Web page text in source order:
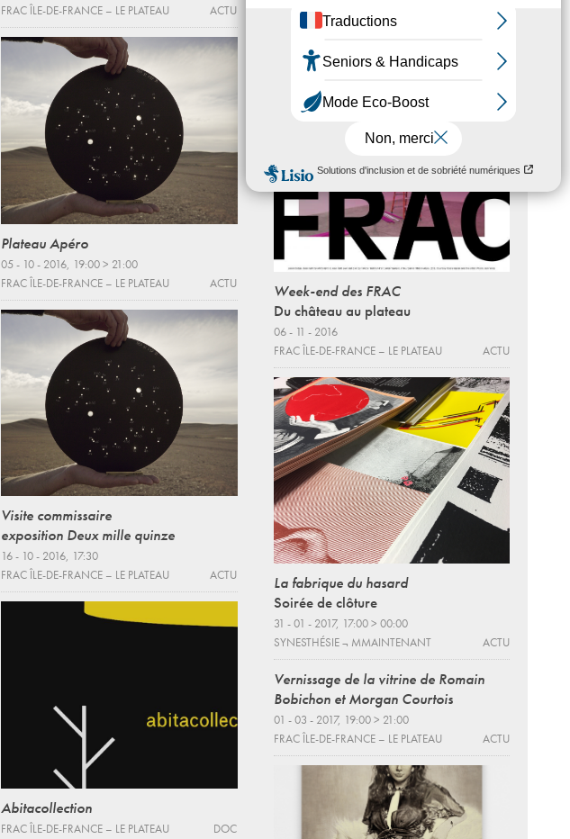
FRAC ÎLE-DE-FRANCE – LE PLATEAU
ACTU
Plateau Apéro
05 - 10 - 2016, 19:00 > 21:00
FRAC ÎLE-DE-FRANCE – LE PLATEAU
ACTU
Visite commissaire
exposition Deux mille quinze
16 - 10 - 2016, 17:30
FRAC ÎLE-DE-FRANCE – LE PLATEAU
ACTU
Abitacollection
FRAC ÎLE-DE-FRANCE – LE PLATEAU DOC
Johannes Kahrs
FRAC ÎLE-DE-FRANCE – LE PLATEAU
ACTU
Week-end des FRAC
Du château au plateau
06 - 11 - 2016
FRAC ÎLE-DE-FRANCE – LE PLATEAU
ACTU
La fabrique du hasard
Soirée de clôture
31 - 01 - 2017, 17:00 > 00:00
SYNESTHÉSIE ¬ MMAINTENANT
ACTU
Vernissage de la vitrine de Romain
Bobichon et Morgan Courtois
01 - 03 - 2017, 19:00 > 21:00
FRAC ÎLE-DE-FRANCE – LE PLATEAU
ACTU